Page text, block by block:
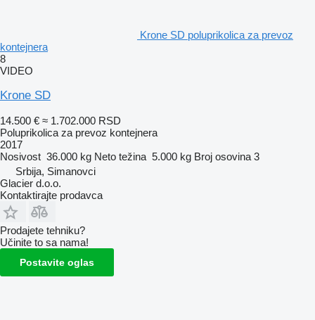
Krone SD poluprikolica za prevoz
kontejnera
8
VIDEO
Krone SD
14.500 € ≈ 1.702.000 RSD
Poluprikolica za prevoz kontejnera
2017
Nosivost 36.000 kg Neto težina 5.000 kg Broj osovina 3
Srbija, Simanovci
Glacier d.o.o.
Kontaktirajte prodavca
Prodajete tehniku?
Učinite to sa nama!
Postavite oglas